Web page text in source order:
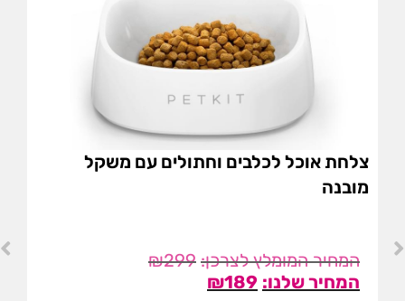
צלחת אוכל לכלבים וחתולים עם משקל
מובנה
₪299
₪189